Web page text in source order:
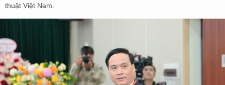
thuật Việt Nam.